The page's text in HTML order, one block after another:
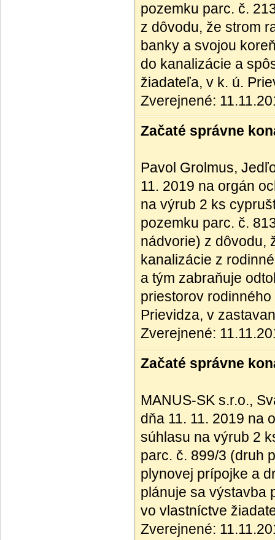
pozemku parc. č.
z dôvodu, že strom
banky a svojou
do kanalizácie a
žiadateľa, v k. ú.
Zverejnené:
Začaté správne
Pavol Grolmus,
11. 2019 na orgán
na výrub 2 ks
pozemku parc. č.
nádvorie) z dôvodu,
kanalizácie z
a tým zabraňuje
priestorov
Prievidza, v
Zverejnené:
Začaté správne
MANUS-SK s.r.o.,
dňa 11. 11. 2019 na
súhlasu na výrub 2
parc. č. 899/3 (druh
plynovej prípojke a
plánuje sa výstavba
vo vlastníctve
Zverejnené: